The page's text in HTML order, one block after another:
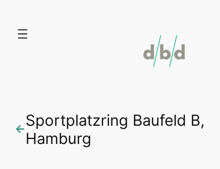
springen
←Sportplatzring Baufeld B,
Hamburg